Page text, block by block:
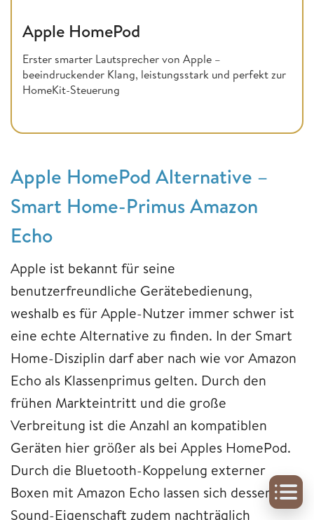
Apple HomePod
Erster smarter Lautsprecher von Apple –
beeindruckender Klang, leistungsstark und perfekt zur
HomeKit-Steuerung
Apple HomePod Alternative –
Smart Home-Primus Amazon
Echo
Apple ist bekannt für seine
benutzerfreundliche Gerätebedienung,
weshalb es für Apple-Nutzer immer schwer ist
eine echte Alternative zu finden. In der Smart
Home-Disziplin darf aber nach wie vor Amazon
Echo als Klassenprimus gelten. Durch den
frühen Markteintritt und die große
Verbreitung ist die Anzahl an kompatiblen
Geräten hier größer als bei Apples HomePod.
Durch die Bluetooth-Koppelung externer
Boxen mit Amazon Echo lassen sich dessen
Sound-Eigenschaft zudem nachträglich